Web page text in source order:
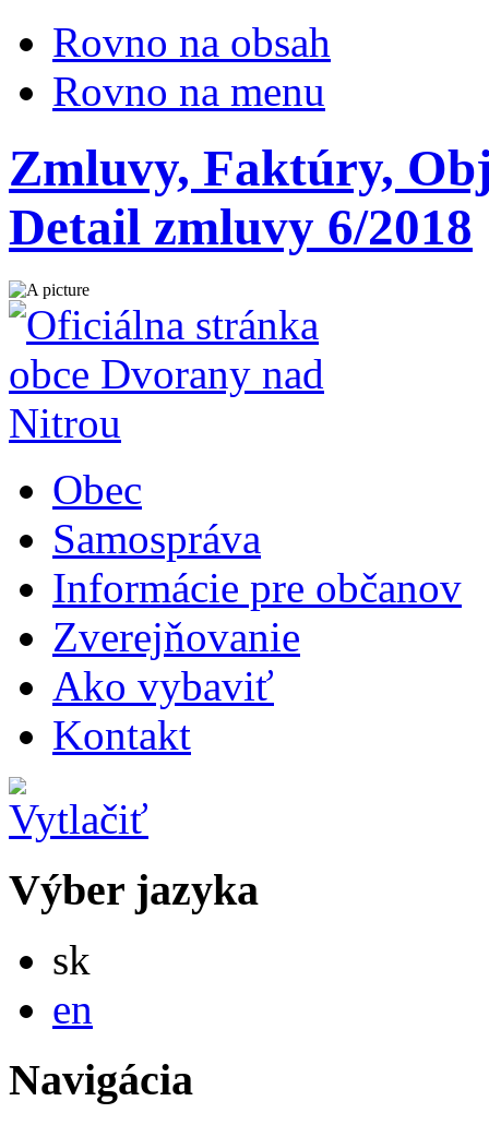
Rovno na obsah
Rovno na menu
Zmluvy, Faktúry,
Detail zmluvy 6/2018
Obec
Samospráva
Informácie pre občanov
Zverejňovanie
Ako vybaviť
Kontakt
Výber jazyka
sk
en
Navigácia